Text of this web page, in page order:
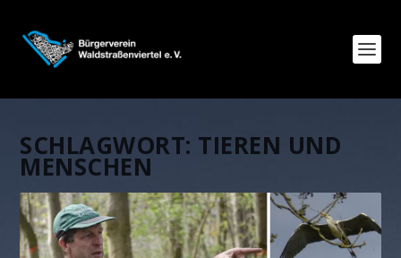
SCHLAGWORT: TIEREN UND
MENSCHEN